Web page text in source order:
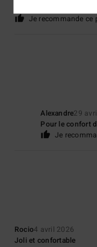
Je recommande ce
Alexandre29
Pour le confort
Je
Rocio4 avril 2026
Joli et confortable